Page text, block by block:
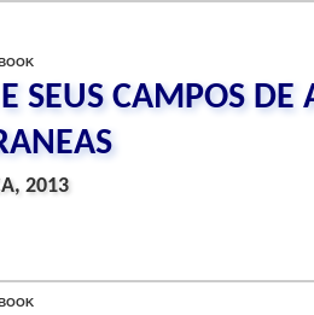
SEUS CAMPOS
2013